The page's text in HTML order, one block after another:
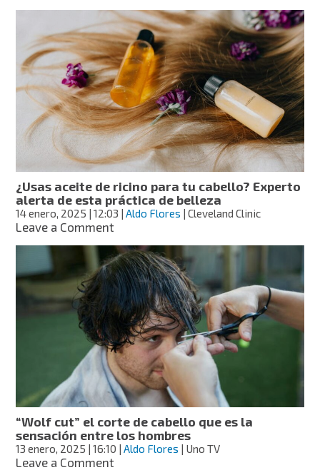
un
cambio
de
look?
Estos
son
los
cortes
de
tendencia
2025
¿Usas aceite de ricino para tu cabello? Experto
alerta de esta práctica de belleza
14 enero, 2025 | 12:03 |Aldo Flores | Cleveland Clinic
Leave a Commenton
aceite
de
ricino
para
tu
cabello?
Experto
alerta
de
esta
práctica
de
belleza
“Wolf cut” el corte de cabello que es la
sensación entre los hombres
13 enero, 2025 | 16:10 |Aldo Flores | Uno TV
Leave a Commenton